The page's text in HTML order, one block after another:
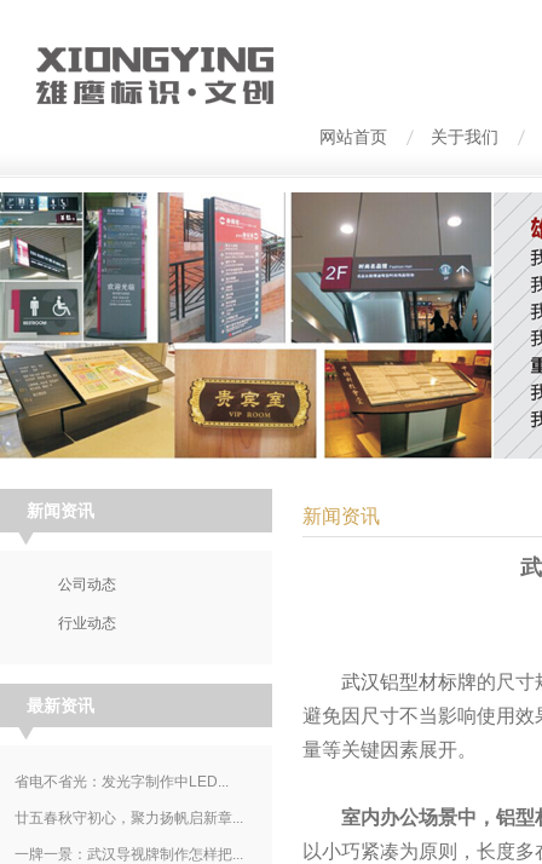
网站首页 关于我们
新闻资讯
武汉铝型材标牌的尺寸
避免因尺寸不当影响使用
量等关键因素展开。
室内办公场景中，铝
以小巧紧凑为原则，长度
新闻资讯
公司动态
行业动态
最新资讯
省电不省光：发光字制作中LED...
廿五春秋守初心，聚力扬帆启新章...
一牌一景：武汉导视牌制作怎样把...